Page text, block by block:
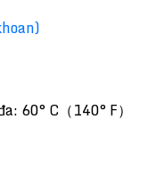
60° C（140° F）